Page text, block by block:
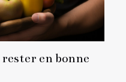
en bonne